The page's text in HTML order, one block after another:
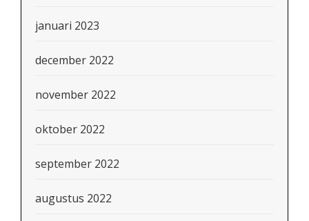
januari 2023
december 2022
november 2022
oktober 2022
september 2022
augustus 2022